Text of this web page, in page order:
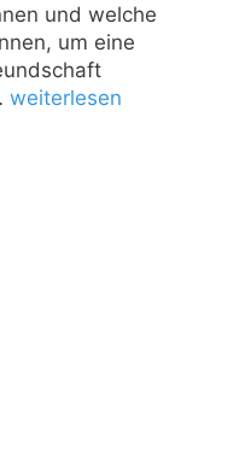
und welche
um eine
weiterlesen